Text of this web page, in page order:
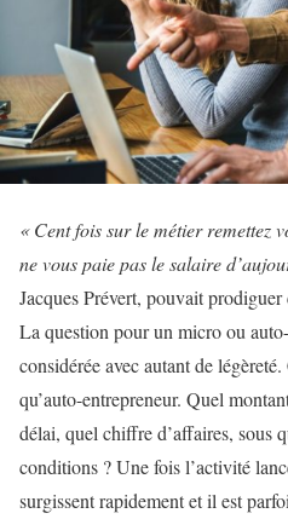
« Cent fois sur le métier remettez
ne vous paie pas le salaire
Jacques Prévert, pouvait
La question pour un micro ou
considérée avec autant de
qu’auto-entrepreneur. Quel
délai, quel chiffre d’affaires, sous
conditions ? Une fois l’activité
surgissent rapidement et il est